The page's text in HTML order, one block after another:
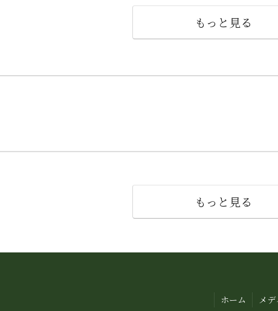
もっと見る
もっと見る
ホーム メ